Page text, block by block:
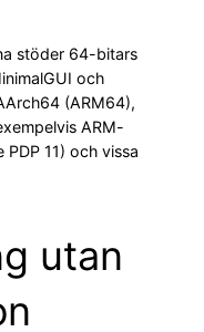
stöder 64-bitars
och
(ARM64),
ARM-
11) och vissa
utan